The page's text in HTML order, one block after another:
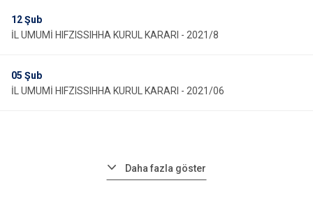
12Şub
İL UMUMİ HIFZISSIHHA KURUL KARARI - 2021/8
05 Şub
İL UMUMİ HIFZISSIHHA KURUL KARARI - 2021/06
Daha fazla göster